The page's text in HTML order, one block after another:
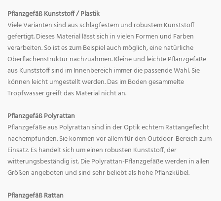
Pflanzgefäß Kunststoff / Plastik
Viele Varianten sind aus schlagfestem und robustem Kunststoff
gefertigt. Dieses Material lässt sich in vielen Formen und Farben
verarbeiten. So ist es zum Beispiel auch möglich, eine natürliche
Oberflächenstruktur nachzuahmen. Kleine und leichte Pflanzgefäße
aus Kunststoff sind im Innenbereich immer die passende Wahl. Sie
können leicht umgestellt werden. Das im Boden gesammelte
Tropfwasser greift das Material nicht an.
Pflanzgefäß Polyrattan
Pflanzgefäße aus Polyrattan sind in der Optik echtem Rattangeflecht
nachempfunden. Sie kommen vor allem für den Outdoor-Bereich zum
Einsatz. Es handelt sich um einen robusten Kunststoff, der
witterungsbeständig ist. Die Polyrattan-Pflanzgefäße werden in allen
Größen angeboten und sind sehr beliebt als hohe Pflanzkübel.
Pflanzgefäß Rattan